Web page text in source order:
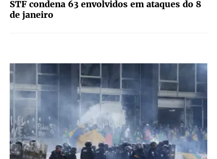
STF condena 63 envolvidos em ataques do 8
de janeiro